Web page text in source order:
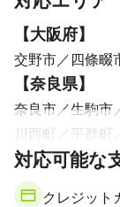
信頼できる業者
どうもありがと
【大阪府】
交野市 四條畷
【奈良県】
奈良市 生駒市
川西町
平群町
三郷町
王寺町
橿原市
対応可能な
クレジット